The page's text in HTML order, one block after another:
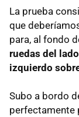
La prueba
que
para, al fondo
ruedas del
izquierdo
Subo a bordo
perfectamente